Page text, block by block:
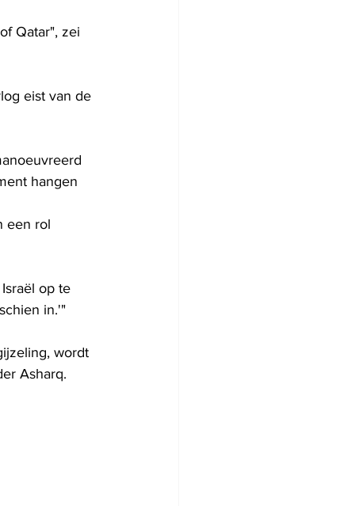
Qatar", zei
eist van de
hangen
een rol
op te
in.'"
wordt
Asharq.